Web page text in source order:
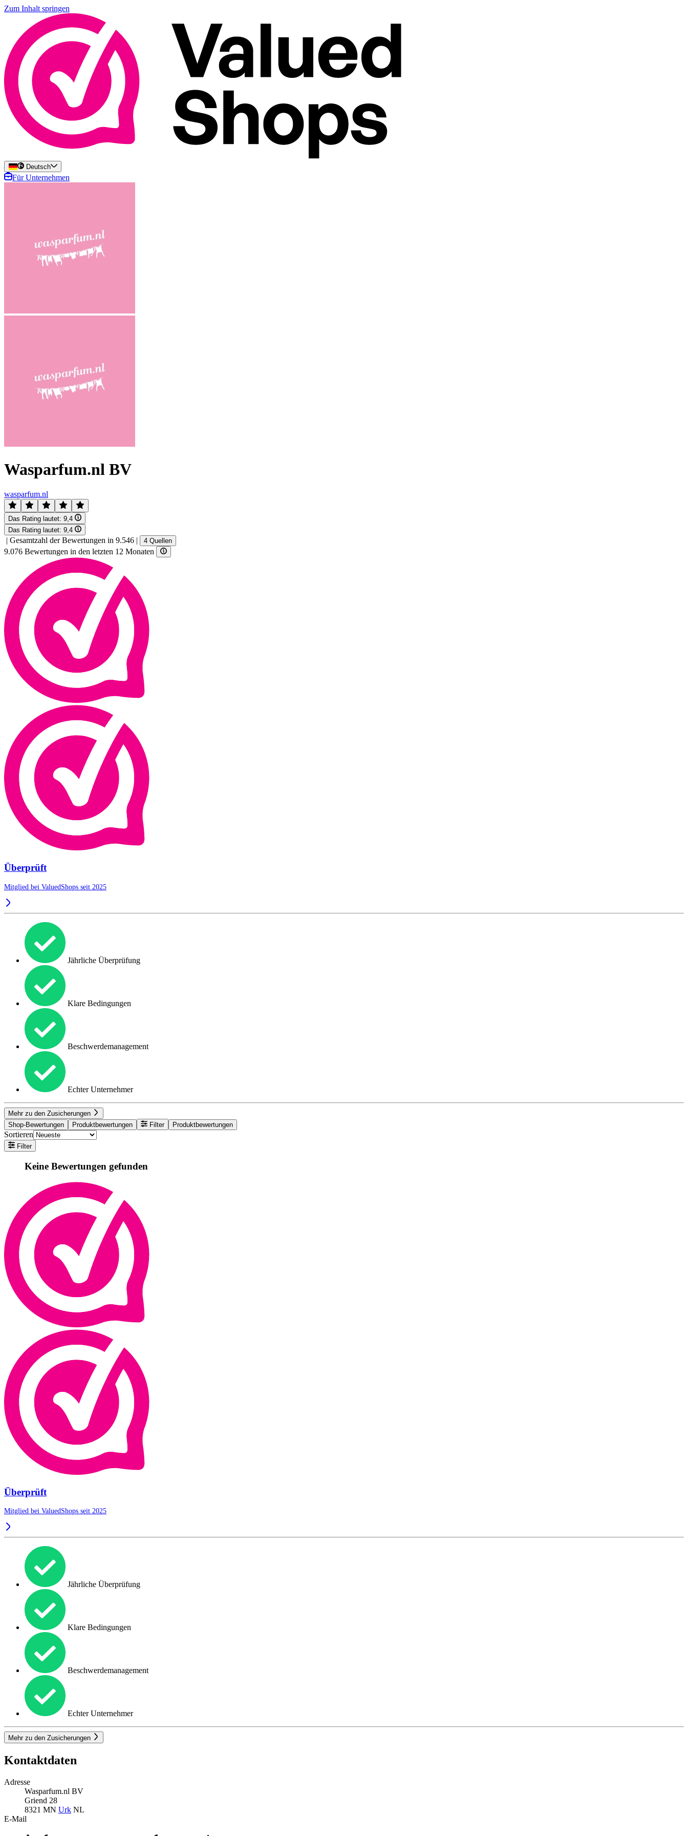
Zum Inhalt springen
Deutsch
Für Unternehmen
Wasparfum.nl BV
wasparfum.nl
Das Rating lautet: 9,4
Das Rating lautet: 9,4
| Gesamtzahl der Bewertungen in 9.546 | 4 Quellen
9.076 Bewertungen in den letzten 12 Monaten
Überprüft
Mitglied bei ValuedShops seit 2025
Jährliche Überprüfung
Klare Bedingungen
Beschwerdemanagement
Echter Unternehmer
Mehr zu den Zusicherungen
Shop-Bewertungen
Produktbewertungen Filter Produktbewertungen
Sortieren
Filter
Keine Bewertungen gefunden
Überprüft
Mitglied bei ValuedShops seit 2025
Jährliche Überprüfung
Klare Bedingungen
Beschwerdemanagement
Echter Unternehmer
Mehr zu den Zusicherungen
Kontaktdaten
Adresse
Wasparfum.nl BV
Griend 28
8321 MN Urk NL
E-Mail